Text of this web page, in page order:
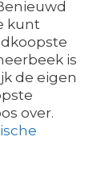
kunt
is
de eigen
over.